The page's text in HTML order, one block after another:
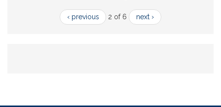
‹ previous 2 of 6 next ›